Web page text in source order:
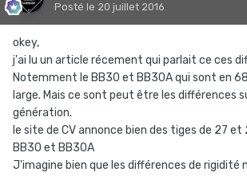
Posté le 20 juillet 2016
okey,
j'ai lu un article récement qui parlait ce ces
Notemment le BB30 et BB30A qui sont en
large. Mais ce sont peut être les différences
génération.
le site de CV annonce bien des tiges de 27
BB30 et BB30A
J'imagine bien que les différences de rigidité